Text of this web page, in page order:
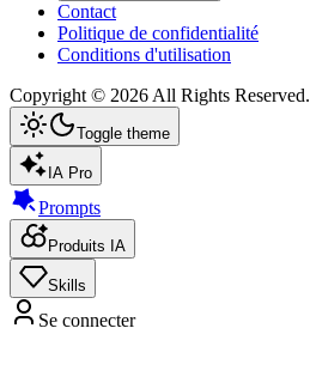
Contact
Politique de confidentialité
Conditions d'utilisation
Copyright © 2026 All Rights Reserved.
Toggle theme
IA Pro
Prompts
Produits IA
Skills
Se connecter